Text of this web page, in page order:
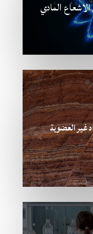
الاشعاع المادي​
غير العضوية